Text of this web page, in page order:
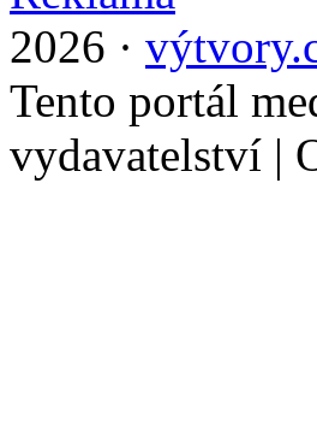
2026 ·
Tento portál
vydavatelství |